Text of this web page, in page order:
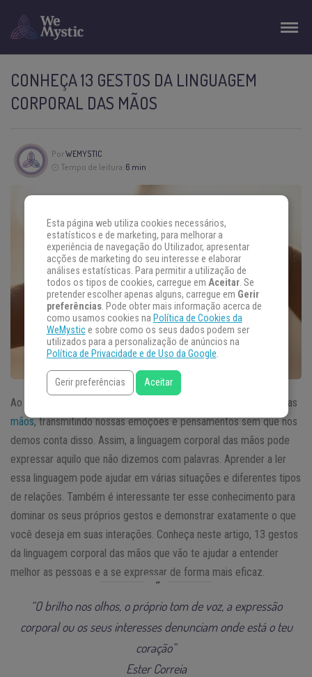
CONHEÇA 13 GESTOS DA LINGUAGEM
CORPORAL DAS MÃOS
PorWEMYSTIC
Tempo de leitura: 6 min
Ao nos comunicarmos, o cérebro envolve de forma automática as
mãos, transmitindo nossas emoções e pensamentos sem que nos
demos conta disso. Assim, a linguagem corporal das mãos pode
expressar aquilo que não dizemos com palavras. Aprender a ler
essa linguagem pode ajudar em várias situações e diferentes tipos
de relações. Também é interessante ter esse conhecimento para
dominar os seus próprios gestos e demonstrar exatamente o que
você deseja em suas interações. Conheça neste artigo, 13 gestos
da linguagem corporal das mãos que vão te ajudar a entender
melhor as pessoas e a se expressar de forma mais eficaz.
“O brilho nos olhos, o próprio tom de voz, a expressão
corporal ou os seus interesses denunciam onde está o teu
coração”
Ester Correia
Esta página web utiliza cookies necessários,
estatísticos e de marketing, para melhorar a
experiência de navegação do Utilizador, apresentar
acções de marketing do seu interesse e elaborar
análises estatísticas. Para permitir a utilização de
todos os tipos de cookies, carregue em Aceitar. Se
pretender escolher apenas alguns, carregue em Gerir
preferências. Pode obter mais informação acerca de
como usamos cookies na Política de Cookies da
WeMystice sobre como os seus dados podem ser
utilizados para a personalização de anúncios na
Política de Privacidade e de Uso da Google.
Gerir preferências Aceitar